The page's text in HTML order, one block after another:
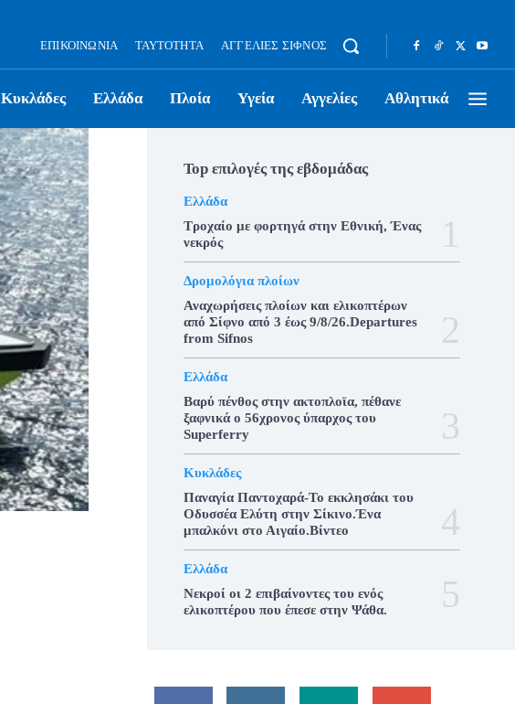
ΕΠΙΚΟΙΝΩΝΊΑ ΤΑΥΤΌΤΗΤΑ ΑΓΓΕΛΊΕΣ ΣΊΦΝΟΣ
Κυκλάδες Ελλάδα Πλοία Υγεία Αγγελίες Αθλητικά
Top επιλογές της εβδομάδας
Ελλάδα
Τροχαίο με φορτηγά στην Εθνική, Ένας
νεκρός
Δρομολόγια πλοίων
Αναχωρήσεις πλοίων και ελικοπτέρων
από Σίφνο από 3 έως 9/8/26.Departures
from Sifnos
Ελλάδα
Βαρύ πένθος στην ακτοπλοϊα, πέθανε
ξαφνικά ο 56χρονος ύπαρχος του
Superferry
Κυκλάδες
Παναγία Παντοχαρά-Το εκκλησάκι του
Οδυσσέα Ελύτη στην Σίκινο.Ένα
μπαλκόνι στο Αιγαίο.Βίντεο
Ελλάδα
Νεκροί οι 2 επιβαίνοντες του ενός
ελικοπτέρου που έπεσε στην Ψάθα.